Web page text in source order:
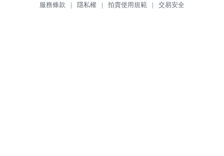
服務條款 | 隱私權 | 拍賣使用規範 | 交易安全